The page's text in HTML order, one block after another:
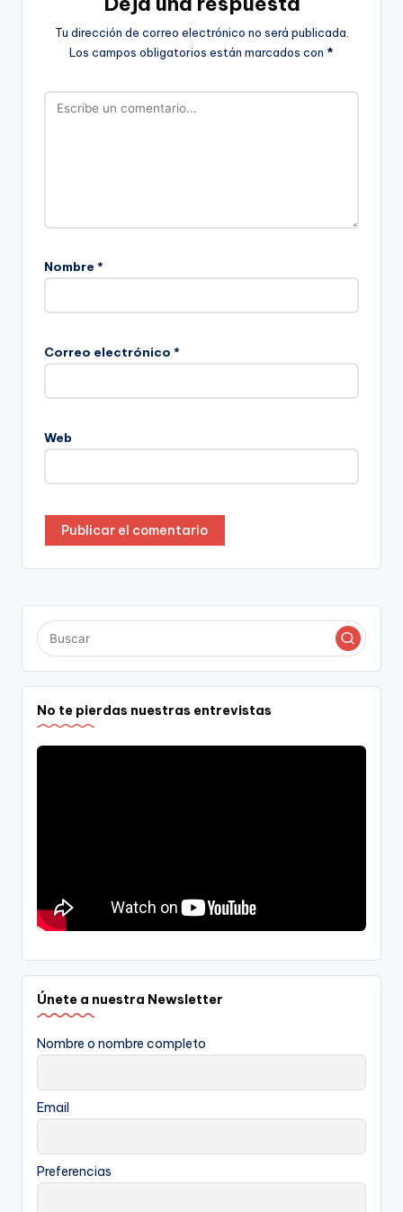
Tu dirección de correo electrónico no será publicada.
Los campos obligatorios están marcados con *
Nombre *
Correo electrónico *
Web
No te pierdas nuestras entrevistas
Únete a nuestra Newsletter
Nombre o nombre completo
Email
Preferencias